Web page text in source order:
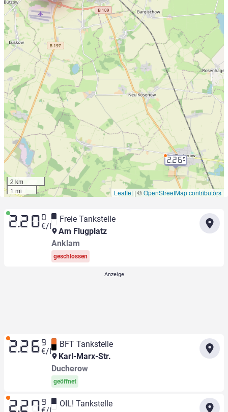
2.269
2 km
1 mi
Leaflet | ©OpenStreetMap contributors
2.20 0
€/l
Freie Tankstelle
Am Flugplatz
Anklam
geschlossen
2.26 9
€/l
BFT Tankstelle
Karl-Marx-Str.
Ducherow
geöffnet
2.27 9
OIL! Tankstelle